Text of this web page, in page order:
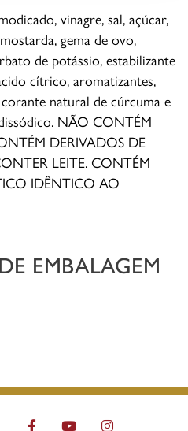
vinagre, sal, açúcar,
gema de ovo,
de potássio, estabilizante
cítrico, aromatizantes,
natural de cúrcuma e
NÃO CONTÉM
DERIVADOS DE
LEITE. CONTÉM
IDÊNTICO AO
EMBALAGEM